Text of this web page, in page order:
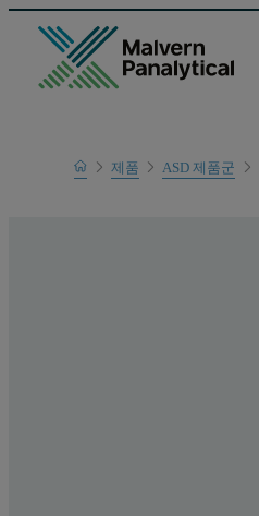
Home제품
제품 범위
ASD 제품군